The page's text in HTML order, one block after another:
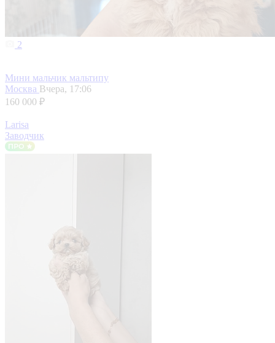
2
Мини мальчик мальтипу
Москва Вчера, 17:06
160 000 ₽
Larisa
Заводчик